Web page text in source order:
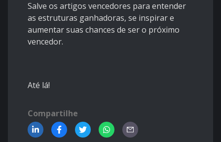
Salve os artigos vencedores para entender
as estruturas ganhadoras, se inspirar e
aumentar suas chances de ser o próximo
vencedor.
Até lá!
Compartilhe